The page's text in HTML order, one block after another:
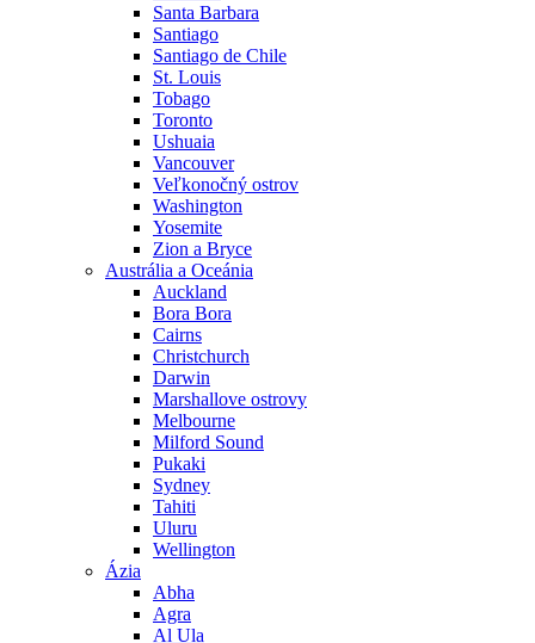
Santa Barbara
Santiago
Santiago de Chile
St. Louis
Tobago
Toronto
Ushuaia
Vancouver
Veľkonočný ostrov
Washington
Yosemite
Zion a Bryce
Austrália a Oceánia
Auckland
Bora Bora
Cairns
Christchurch
Darwin
Marshallove ostrovy
Melbourne
Milford Sound
Pukaki
Sydney
Tahiti
Uluru
Wellington
Ázia
Abha
Agra
Al Ula